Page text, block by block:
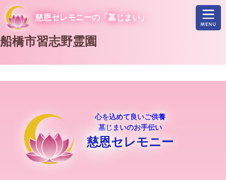
慈恩セレモニーの「墓じまい」
船橋市習志野霊園
投
船橋市立馬込霊園
心を込めて良いご供養
墓じまいのお手伝い
慈恩セレモニー